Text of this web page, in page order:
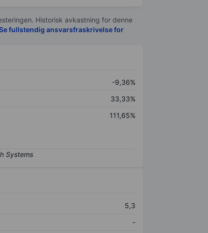
Historisk avkastning for denne
fullstendig ansvarsfraskrivelse for
-9,36%
33,33%
111,65%
5,3
-